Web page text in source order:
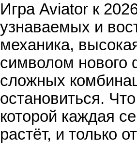
Игра Aviator к
узнаваемых и
механика,
символом нового
сложных
остановиться.
которой каждая
растёт, и только